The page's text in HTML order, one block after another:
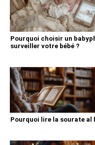
Pourquoi choisir un
surveiller votre bébé ?
Pourquoi lire la sourate al